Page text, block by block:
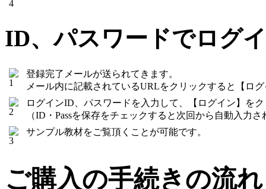
ID、パスワードでログ
登録完了メールが送られてきます。
メール内に記載されているURLをクリックすると【ロ
ログインID、パスワードを入力して、【ログイン】を
（ID・Passを保存をチェックすると次回から自動入力さ
サンプル教材をご覧頂くことが可能です。
ご購入の手続きの流れ